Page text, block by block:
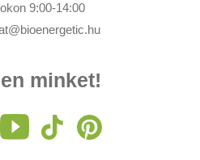
9:00-14:00
minket!